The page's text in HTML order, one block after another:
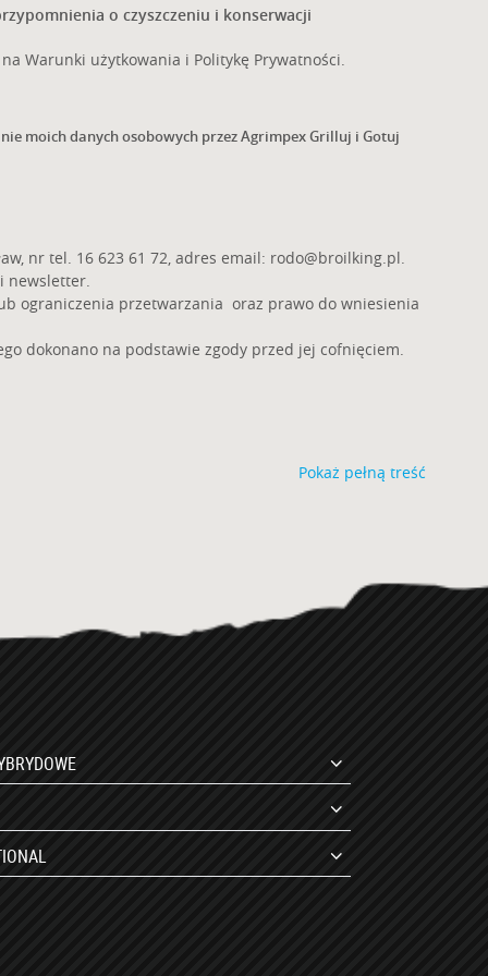
o czyszczeniu i konserwacji
Warunki użytkowania i Politykę Prywatności.
moich danych osobowych przez Agrimpex Grilluj i Gotuj
nr tel. 16 623 61 72, adres email: rodo@broilking.pl.
newsletter.
ograniczenia przetwarzania oraz prawo do wniesienia
dokonano na podstawie zgody przed jej cofnięciem.
Pokaż pełną treść